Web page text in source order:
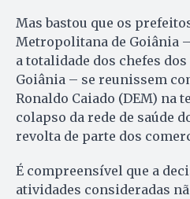
Mas bastou que os
Metropolitana de Goiânia
a totalidade dos chefes
Goiânia – se reunissem
Ronaldo Caiado (DEM) na
colapso da rede de saúde
revolta de parte dos
É compreensível que a
atividades consideradas